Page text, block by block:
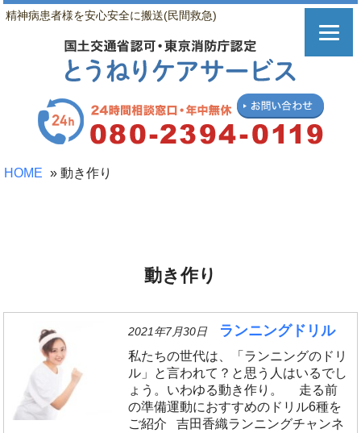
精神病患者様を安心安全に搬送(民間救急)
HOME » 動き作り
動き作り
2021年7月30日 ランニングドリル
私たちの世代は、「ランニングのドリ
ル」と言われて？と思う人はいるでし
ょう。いわゆる動き作り。 走る前
の準備運動におすすめのドリル6種を
ご紹介 吉田香織ランニングチャンネ